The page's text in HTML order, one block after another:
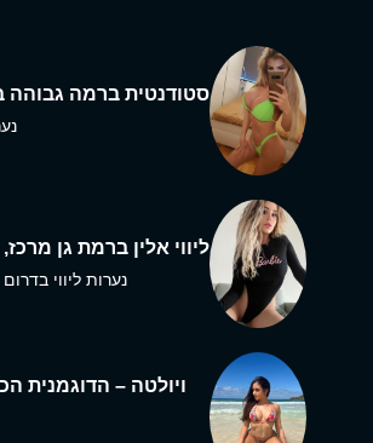
סטודנטית ברמה גבוהה
ליווי אלין ברמת גן מרכז,
נערות ליווי בדרום
ויולטה – הדוגמנית